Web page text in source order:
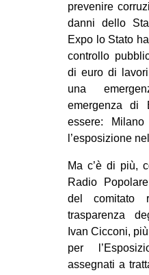
MEDIO
prevenire
danni dello
Expo lo Stato
controllo
di euro di
una
emergenza di
essere:
l’esposizione
Ma c’è di più,
Radio
del comitato
trasparenza
Ivan Cicconi,
per
assegnati a